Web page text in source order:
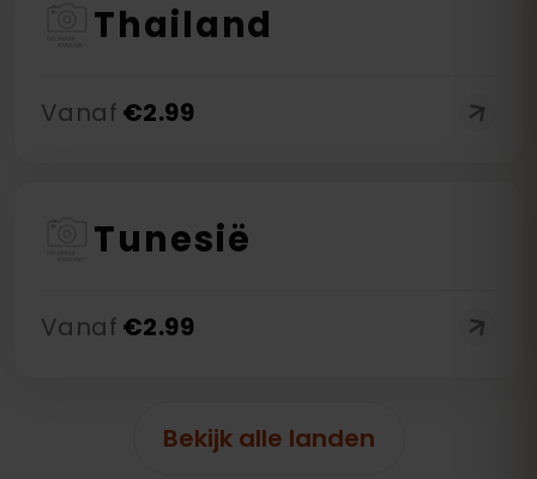
Thailand
Vanaf €2.99
Tunesië
Vanaf €2.99
Bekijk alle landen